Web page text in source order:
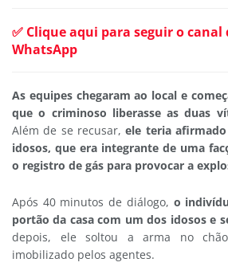
✅ Clique aqui para seguir o canal
WhatsApp
As equipes chegaram ao local e
que o criminoso liberasse as duas
Além de se recusar,ele teria
idosos, que era integrante de uma
o registro de gás para provocar a
Após 40 minutos de diálogo, o
portão da casa com um dos idosos e
depois, ele soltou a arma no
imobilizado pelos agentes.